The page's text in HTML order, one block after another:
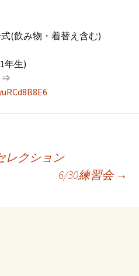
(飲み物・着替え含む)
年生)
⇒
レクション
6/30練習会 →